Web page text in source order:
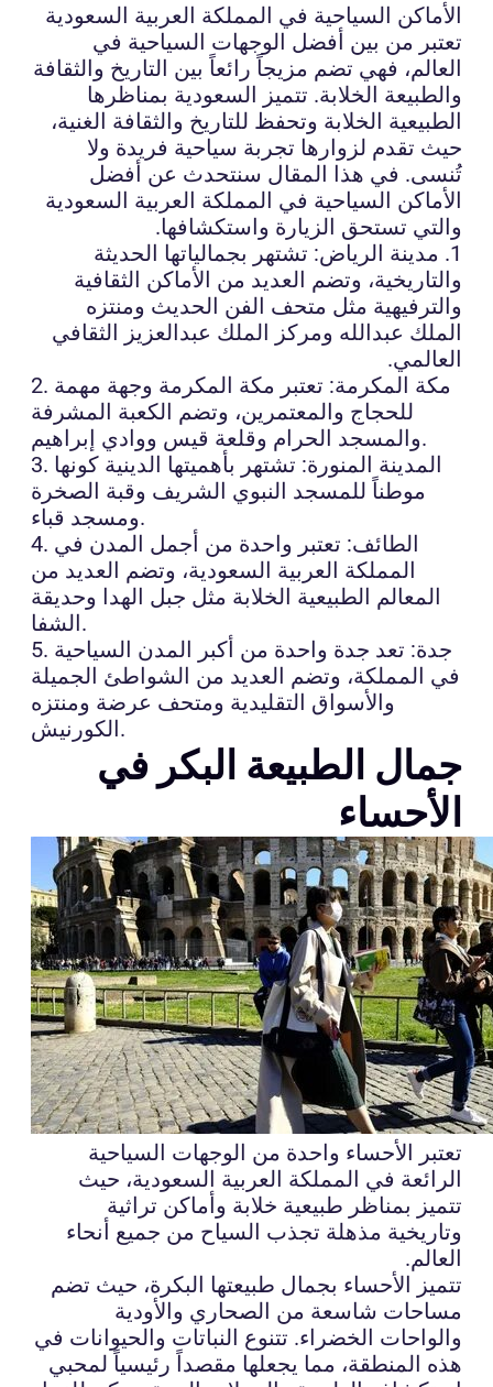
الأماكن السياحية في المملكة العربية السعودية
تعتبر من بين أفضل الوجهات السياحية في
العالم، فهي تضم مزيجاً رائعاً بين التاريخ والثقافة
والطبيعة الخلابة. تتميز السعودية بمناظرها
الطبيعية الخلابة وتحفظ للتاريخ والثقافة الغنية،
حيث تقدم لزوارها تجربة سياحية فريدة ولا
تُنسى. في هذا المقال سنتحدث عن أفضل
الأماكن السياحية في المملكة العربية السعودية
والتي تستحق الزيارة واستكشافها.
1. مدينة الرياض: تشتهر بجمالياتها الحديثة
والتاريخية، وتضم العديد من الأماكن الثقافية
والترفيهية مثل متحف الفن الحديث ومنتزه
الملك عبدالله ومركز الملك عبدالعزيز الثقافي
العالمي.
2. مكة المكرمة: تعتبر مكة المكرمة وجهة مهمة
للحجاج والمعتمرين، وتضم الكعبة المشرفة
والمسجد الحرام وقلعة قيس ووادي إبراهيم.
3. المدينة المنورة: تشتهر بأهميتها الدينية كونها
موطناً للمسجد النبوي الشريف وقبة الصخرة
ومسجد قباء.
4. الطائف: تعتبر واحدة من أجمل المدن في
المملكة العربية السعودية، وتضم العديد من
المعالم الطبيعية الخلابة مثل جبل الهدا وحديقة
الشفا.
5. جدة: تعد جدة واحدة من أكبر المدن السياحية
في المملكة، وتضم العديد من الشواطئ الجميلة
والأسواق التقليدية ومتحف عرضة ومنتزه
الكورنيش.
جمال الطبيعة البكر في
الأحساء
تعتبر الأحساء واحدة من الوجهات السياحية
الرائعة في المملكة العربية السعودية، حيث
تتميز بمناظر طبيعية خلابة وأماكن تراثية
وتاريخية مذهلة تجذب السياح من جميع أنحاء
العالم.
تتميز الأحساء بجمال طبيعتها البكرة، حيث تضم
مساحات شاسعة من الصحاري والأودية
والواحات الخضراء. تتنوع النباتات والحيوانات في
هذه المنطقة، مما يجعلها مقصداً رئيسياً لمحبي